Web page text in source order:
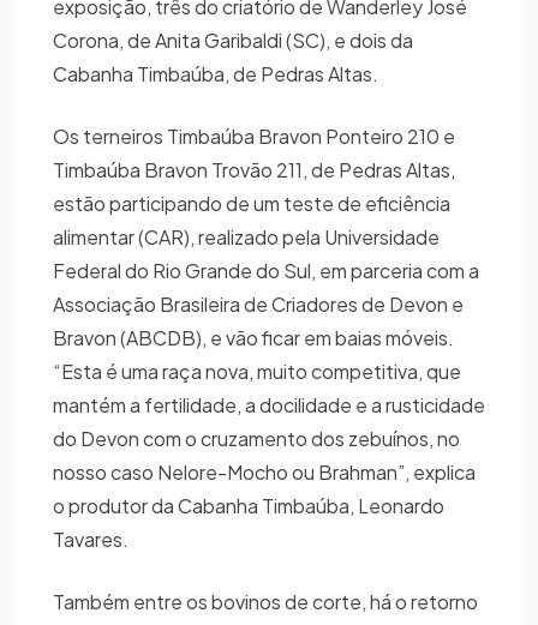
exposição, três do criatório de Wanderley José
Corona, de Anita Garibaldi (SC), e dois da
Cabanha Timbaúba, de Pedras Altas.
Os terneiros Timbaúba Bravon Ponteiro 210 e
Timbaúba Bravon Trovão 211, de Pedras Altas,
estão participando de um teste de eficiência
alimentar (CAR), realizado pela Universidade
Federal do Rio Grande do Sul, em parceria com a
Associação Brasileira de Criadores de Devon e
Bravon (ABCDB), e vão ficar em baias móveis.
“Esta é uma raça nova, muito competitiva, que
mantém a fertilidade, a docilidade e a rusticidade
do Devon com o cruzamento dos zebuínos, no
nosso caso Nelore-Mocho ou Brahman”, explica
o produtor da Cabanha Timbaúba, Leonardo
Tavares.
Também entre os bovinos de corte, há o retorno